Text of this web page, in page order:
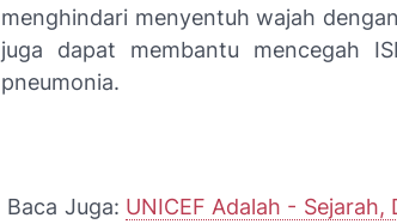
menghindari menyentuh wajah
juga dapat membantu mencegah
pneumonia.
Baca Juga: UNICEF Adalah -